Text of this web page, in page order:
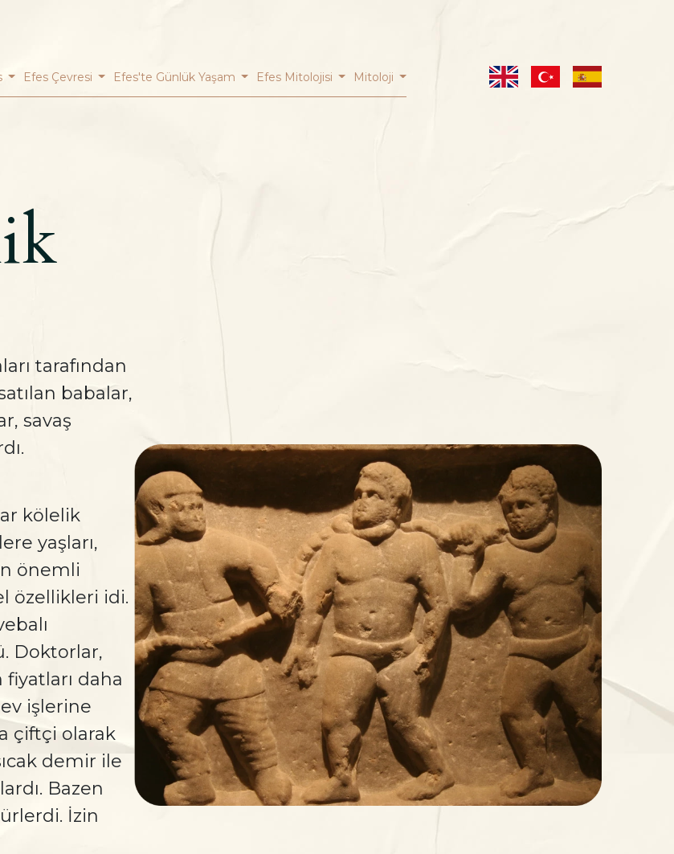
Efes Çevresi Efes'te Günlük Yaşam Efes Mitolojisi Mitoloji
tarafından
babalar,
savaş
kölelik
yaşları,
önemli
özellikleri idi.
Doktorlar,
daha
işlerine
çiftçi olarak
demir ile
Bazen
İzin